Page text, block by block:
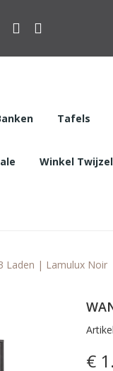
Tafels
Winkel
Laden | Lamulux Noir
€